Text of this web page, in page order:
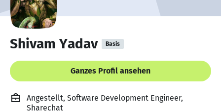
Shivam Yadav Basis
Ganzes Profil ansehen
Angestellt, Software Development Engineer,
Sharechat